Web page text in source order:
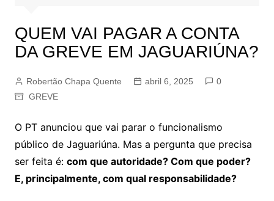
QUEM VAI PAGAR A CONTA
DA GREVE EM JAGUARIÚNA?
Robertão Chapa Quente abril 6, 2025
0
GREVE
O PT anunciou que vai parar o funcionalismo
público de Jaguariúna. Mas a pergunta que precisa
ser feita é: com que autoridade? Com que poder?
E, principalmente, com qual responsabilidade?